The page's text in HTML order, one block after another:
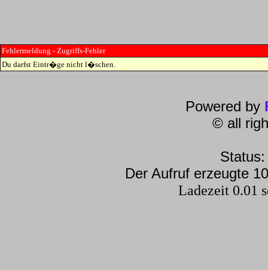
Fehlermeldung - Zugriffs-Fehler
Du darfst Eintr�ge nicht l�schen.
Powered by
© all
Der Aufruf erzeugte
Ladezeit 0.01